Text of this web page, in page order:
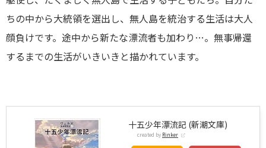
ちの中から大統領を選出し、無人島を統治する生活は大人
顔負けです。途中から新たな漂流者も加わり…。無事帰還
するまでの生活がいきいきと描かれています。
十五少年漂流記 (新潮文庫)
created by Rinker